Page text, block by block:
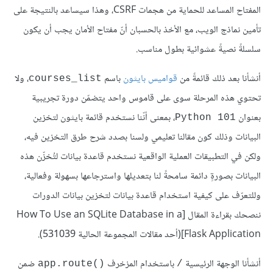
المفتاح المساعد للحماية من هجمات CSRF، وهذا سيساعد بالنتيجة على
تأمين نماذج الويب، مع الأخذ بالحسبان أنّ مفتاح الأمان يجب أن يكون
سلسلةً نصيةً عشوائية بطول مناسب.
أنشأنا بعد ذلك قائمةً من قواميس بايثونباسم courses_list، ولا
تحتوي هذه المرحلة سوى على قاموس واحد يتضمّن دورة تجريبية
بعنوان Python 101، بمعنى أنّنا نستخدم قائمة بايثون لتخزين
البيانات وذلك كون مقالنا تعليمي ولسنا بصدد شرح طرق التخزين فيه،
ولكن في التطبيقات العملية الواقعية نستخدم قاعدة بيانات لتُخزّن هذه
البيانات بصورةٍ دائمة سامحةً لنا بتعديلها واسترجاعها بسهولة وفعالية،
وللتعرّف على كيفية استخدام قاعدة بيانات لتخزين بيانات الدورات
ننصحك بقراءة المقال [How To Use an SQLite Database in a
Flask Application](أحد مقالات المجموعة الحالية 531039).
أنشأنا الوجهة الرئيسية / باستخدام المزخرف ()app.route
ضمن